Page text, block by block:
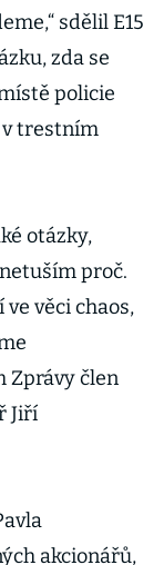
sdělil E15
zda se
policie
v trestním
otázky,
proč.
věci chaos,
Zprávy člen
Jiří
akcionářů,